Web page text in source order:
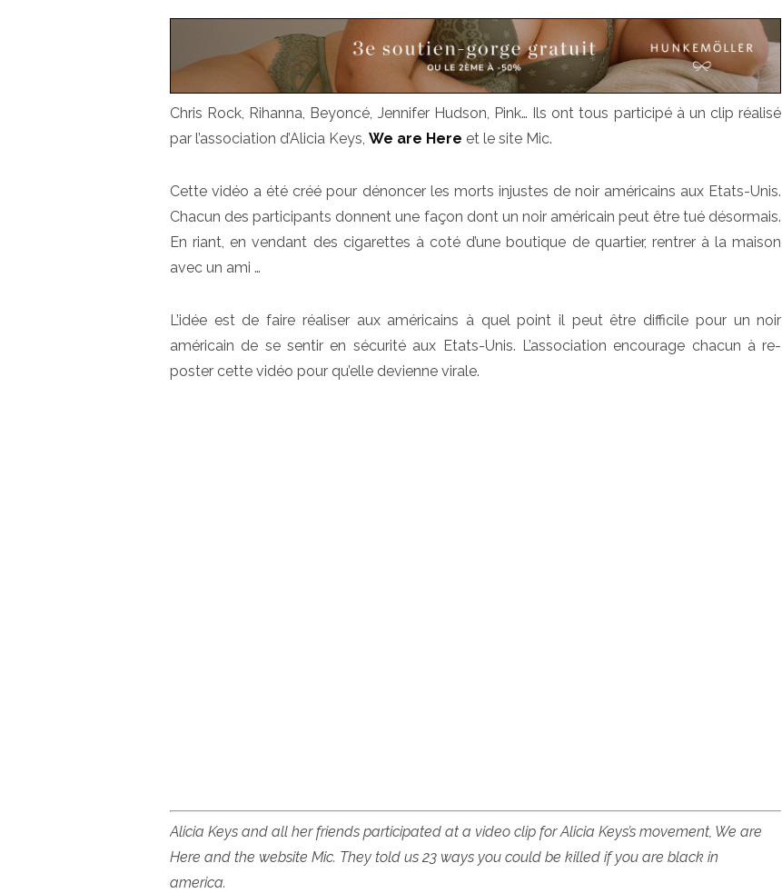
Chris Rock, Rihanna, Beyoncé, Jennifer Hudson, Pink… Ils ont tous participé à un clip réalisé
par l’association d’Alicia Keys, We are Here et le site Mic.
Cette vidéo a été créé pour dénoncer les morts injustes de noir américains aux Etats-Unis.
Chacun des participants donnent une façon dont un noir américain peut être tué désormais.
En riant, en vendant des cigarettes à coté d’une boutique de quartier, rentrer à la maison
avec un ami …
L’idée est de faire réaliser aux américains à quel point il peut être difficile pour un noir
américain de se sentir en sécurité aux Etats-Unis. L’association encourage chacun à re-
poster cette vidéo pour qu’elle devienne virale.
Alicia Keys and all her friends participated at a video clip for Alicia Keys’s movement, We are
Here and the website Mic. They told us 23 ways you could be killed if you are black in
america.